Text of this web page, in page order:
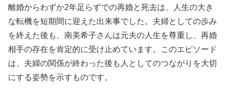
離婚からわずか2年足らずでの再婚と死去は、人生の大き
な転機を短期間に迎えた出来事でした。夫婦としての歩み
を終えた後も、南美希子さんは元夫の人生を尊重し、再婚
相手の存在を肯定的に受け止めています。このエピソード
は、夫婦の関係が終わった後も人としてのつながりを大切
にする姿勢を示すものです。